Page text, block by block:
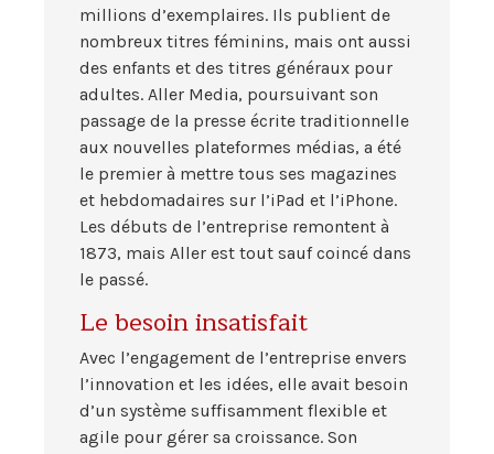
millions d’exemplaires. Ils publient de
nombreux titres féminins, mais ont aussi
des enfants et des titres généraux pour
adultes. Aller Media, poursuivant son
passage de la presse écrite traditionnelle
aux nouvelles plateformes médias, a été
le premier à mettre tous ses magazines
et hebdomadaires sur l’iPad et l’iPhone.
Les débuts de l’entreprise remontent à
1873, mais Aller est tout sauf coincé dans
le passé.
Le besoin insatisfait
Avec l’engagement de l’entreprise envers
l’innovation et les idées, elle avait besoin
d’un système suffisamment flexible et
agile pour gérer sa croissance. Son